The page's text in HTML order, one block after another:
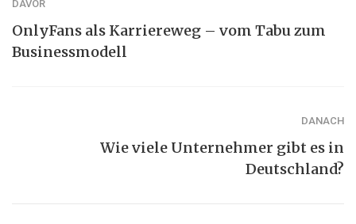
DAVOR
OnlyFans als Karriereweg – vom Tabu zum
Businessmodell
DANACH
Wie viele Unternehmer gibt es in
Deutschland?